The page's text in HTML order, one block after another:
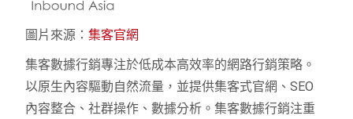
圖片來源：集客官網
集客數據行銷專注於低成本高效率的網路行銷策略。
以原生內容驅動自然流量，並提供集客式官網、SEO
內容整合、社群操作、數據分析。集客數據行銷注重